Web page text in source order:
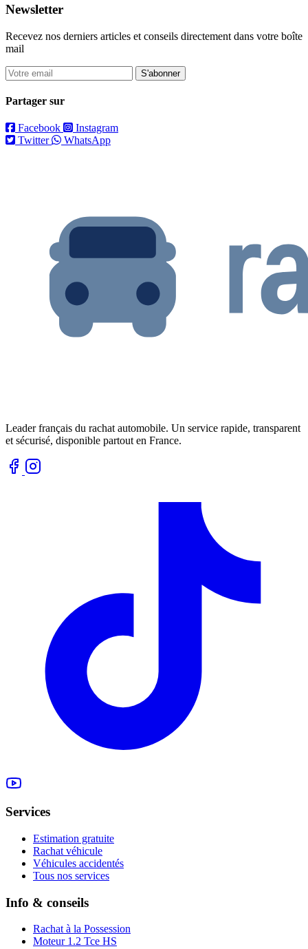
Newsletter
Recevez nos derniers articles et conseils directement dans votre boîte
mail
S'abonner
Partager sur
Facebook
Instagram
Twitter
WhatsApp
Leader français du rachat automobile. Un service rapide, transparent
et sécurisé, disponible partout en France.
Services
Estimation gratuite
Rachat véhicule
Véhicules accidentés
Tous nos services
Info & conseils
Rachat à la Possession
Moteur 1.2 Tce HS